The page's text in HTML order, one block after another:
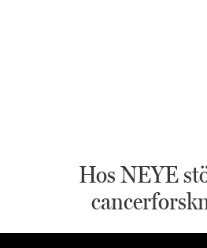
Hos NEYE